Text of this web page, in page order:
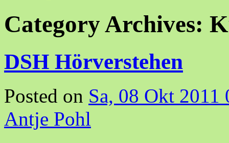
Category Archives:
DSH Hörverstehen
Posted on Sa, 08 Okt 2011
Antje Pohl